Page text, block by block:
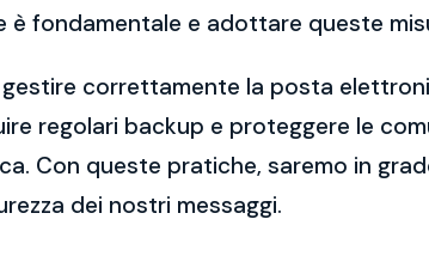
è fondamentale e adottare queste
correttamente la posta
regolari backup e proteggere le
Con queste pratiche, saremo in
dei nostri messaggi.